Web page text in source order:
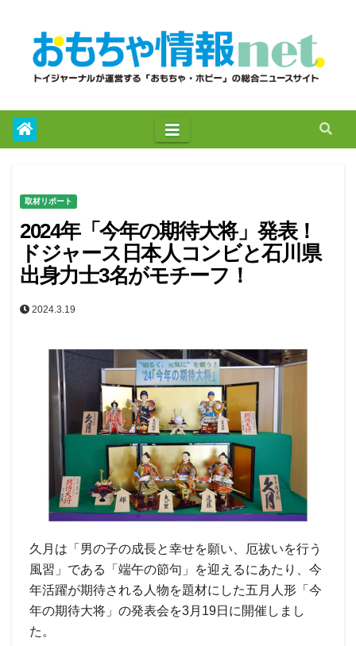
取材リポート
2024年「今年の期待大将」発表！
ドジャース日本人コンビと石川県
出身力士3名がモチーフ！
2024.3.19
久月は「男の子の成長と幸せを願い、厄祓いを行う
風習」である「端午の節句」を迎えるにあたり、今
年活躍が期待される人物を題材にした五月人形「今
年の期待大将」の発表会を3月19日に開催しまし
た。